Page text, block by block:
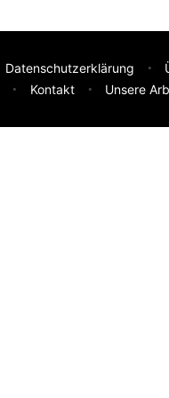
Datenschutzerklärung
Kontakt Unsere